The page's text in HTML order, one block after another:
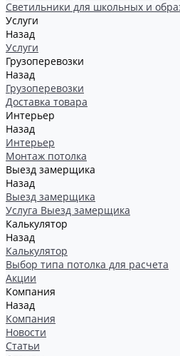
Светильники для школьных и
Услуги
Назад
Услуги
Грузоперевозки
Назад
Грузоперевозки
Доставка товара
Интерьер
Назад
Интерьер
Монтаж потолка
Выезд замерщика
Назад
Выезд замерщика
Услуга Выезд замерщика
Калькулятор
Назад
Калькулятор
Выбор типа потолка для расчета
Акции
Компания
Назад
Компания
Новости
Статьи